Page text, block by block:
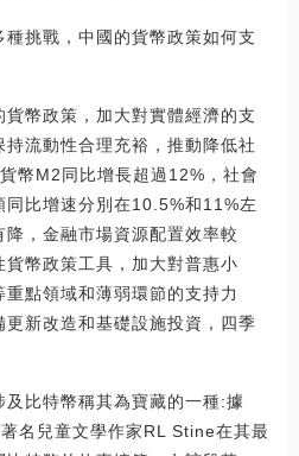
挑戰，中國的貨幣政策如何支
幣政策，加大對實體經濟的支
流動性合理充裕，推動降低社
幣M2同比增長超過12%，社會
同比增速分別在10.5%和11%左
，金融市場資源配置效率較
幣政策工具，加大對普惠小
點領域和薄弱環節的支持力
新改造和基礎設施投資，四季
比特幣稱其為寶藏的一種:據
名兒童文學作家RL Stine在其最